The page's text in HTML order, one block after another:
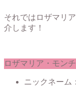
それではロザマリ
介します！
ロザマリア・モン
ニックネーム